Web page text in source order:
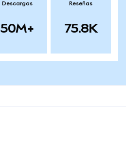
Descargas
50M+
Reseñas
75.8K